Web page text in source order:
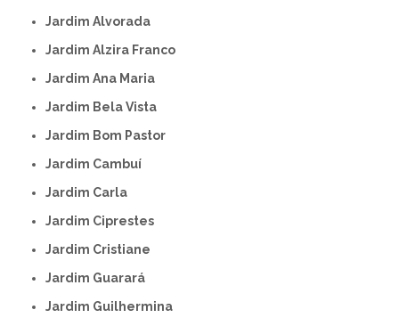
Jardim Alvorada
Jardim Alzira Franco
Jardim Ana Maria
Jardim Bela Vista
Jardim Bom Pastor
Jardim Cambuí
Jardim Carla
Jardim Ciprestes
Jardim Cristiane
Jardim Guarará
Jardim Guilhermina